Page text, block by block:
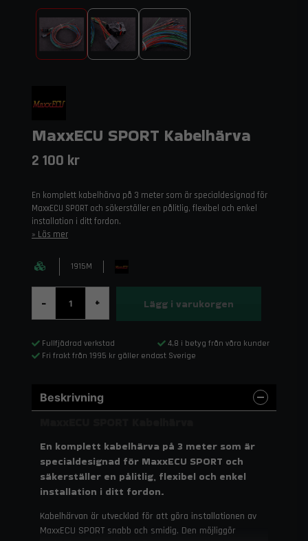
MaxxECU SPORT Kabelhärva
2 100 kr
En komplett kabelhärva på 3 meter som är specialdesignad för
MaxxECU SPORT och säkerställer en pålitlig, flexibel och enkel
installation i ditt fordon.
Läs mer
1915M
- + Lägg i varukorgen
Fullfjädrad verkstad
4,8 i betyg från våra kunder
Fri frakt från 1995 kr gäller endast Sverige
Beskrivning
En komplett kabelhärva på 3 meter som är
specialdesignad för MaxxECU SPORT och
säkerställer en pålitlig, flexibel och enkel
installation i ditt fordon.
Kabelhärvan är utvecklad för att göra installationen av
MaxxECU SPORT snabb och smidig. Den möjliggör